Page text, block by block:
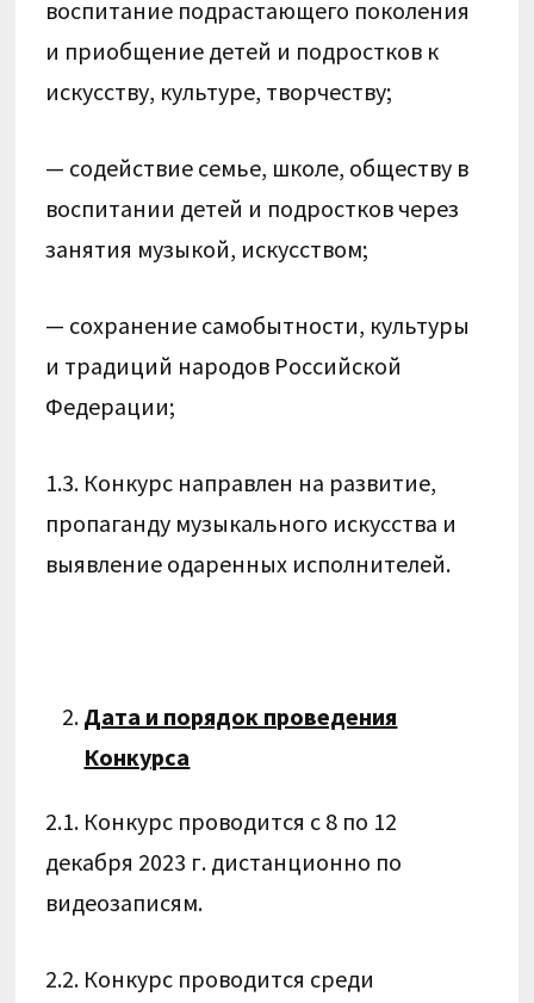
воспитание подрастающего поколения
и приобщение детей и подростков к
искусству, культуре, творчеству;
— содействие семье, школе, обществу в
воспитании детей и подростков через
занятия музыкой, искусством;
— сохранение самобытности, культуры
и традиций народов Российской
Федерации;
1.3. Конкурс направлен на развитие,
пропаганду музыкального искусства и
выявление одаренных исполнителей.
Дата и порядок проведения
Конкурса
2.1. Конкурс проводится с 8 по 12
декабря 2023 г. дистанционно по
видеозаписям.
2.2. Конкурс проводится среди